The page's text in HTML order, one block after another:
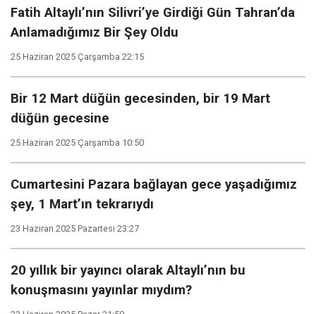
Fatih Altaylı’nın Silivri’ye Girdiği Gün Tahran’da
Anlamadığımız Bir Şey Oldu
25 Haziran 2025 Çarşamba 22:15
Bir 12 Mart düğün gecesinden, bir 19 Mart
düğün gecesine
25 Haziran 2025 Çarşamba 10:50
Cumartesini Pazara bağlayan gece yaşadığımız
şey, 1 Mart’ın tekrarıydı
23 Haziran 2025 Pazartesi 23:27
20 yıllık bir yayıncı olarak Altaylı’nın bu
konuşmasını yayınlar mıydım?